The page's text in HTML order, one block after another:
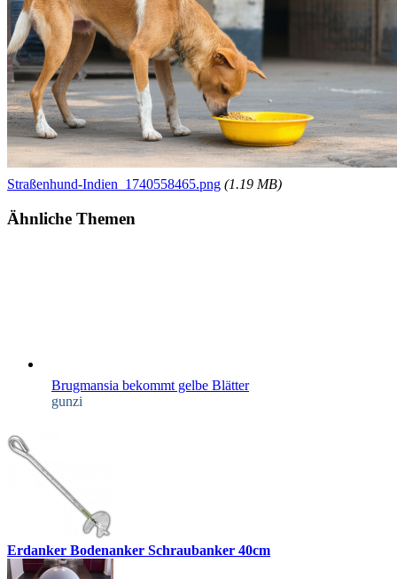
Straßenhund-Indien_1740558465.png (1.19 MB)
Ähnliche Themen
Brugmansia bekommt gelbe Blätter
gunzi
Erdanker Bodenanker Schraubanker 40cm